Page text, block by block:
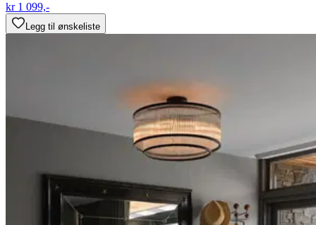
kr 1 099,-
Legg til ønskeliste